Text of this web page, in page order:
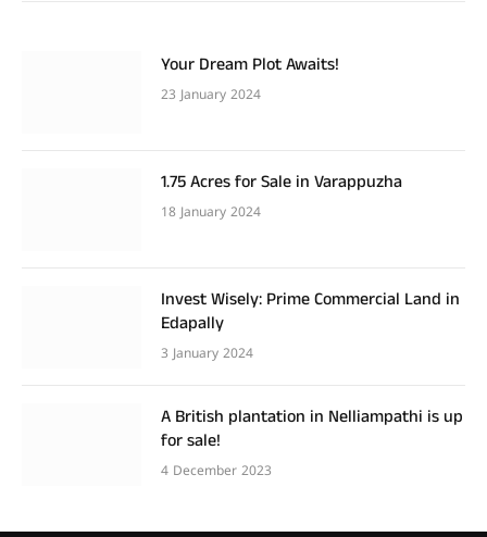
Your Dream Plot Awaits!
23 January 2024
1.75 Acres for Sale in Varappuzha
18 January 2024
Invest Wisely: Prime Commercial Land in
Edapally
3 January 2024
A British plantation in Nelliampathi is up
for sale!
4 December 2023